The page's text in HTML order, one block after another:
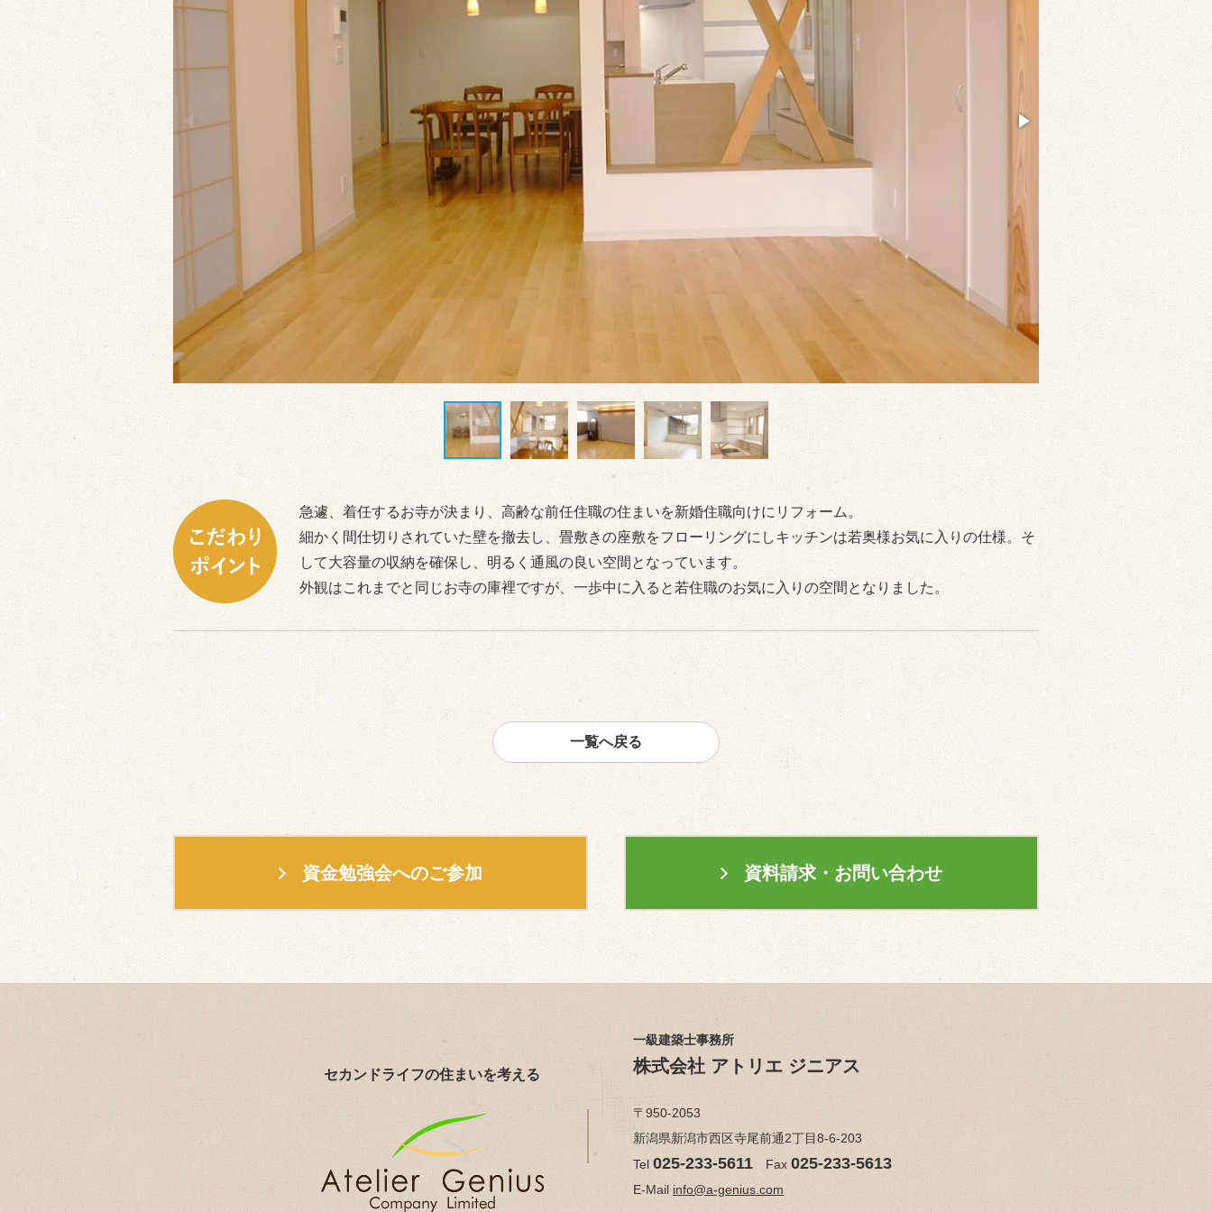
急遽、着任するお寺が決まり、高齢な前任住職の住まいを新婚住職向けにリフォーム。
細かく間仕切りされていた壁を撤去し、畳敷きの座敷をフローリングにしキッチンは若奥様お気に入りの仕様。そ
して大容量の収納を確保し、明るく通風の良い空間となっています。
外観はこれまでと同じお寺の庫裡ですが、一歩中に入ると若住職のお気に入りの空間となりました。
一覧へ戻る
資金勉強会へのご参加 資料請求・お問い合わせ
セカンドライフの住まいを考える
一級建築士事務所
株式会社 アトリエ ジニアス
〒950-2053
新潟県新潟市西区寺尾前通2丁目8-6-203
Tel 025-233-5611 Fax 025-233-5613
E-Mail info@a-genius.com